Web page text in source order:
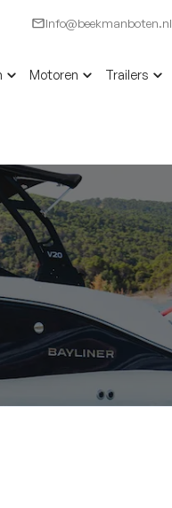
Info@beekmanboten.nl
Motoren Trailers